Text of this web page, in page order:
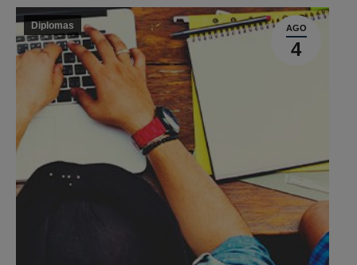
AGO
4
Diplomas